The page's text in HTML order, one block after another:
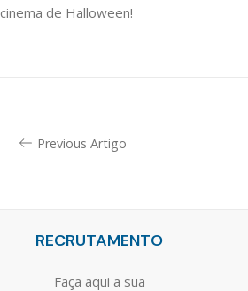
cinema de Halloween!
Previous Artigo
RECRUTAMENTO
Faça aqui a sua